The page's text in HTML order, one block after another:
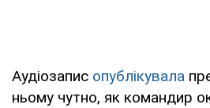
Аудіозапис опублікувала
ньому чутно, як командир